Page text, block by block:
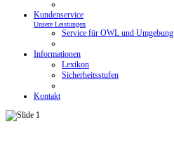
Kundenservice
Unsere Leistungen
Service für OWL und Umgebung
Informationen
Lexikon
Sicherheitsstufen
Kontakt